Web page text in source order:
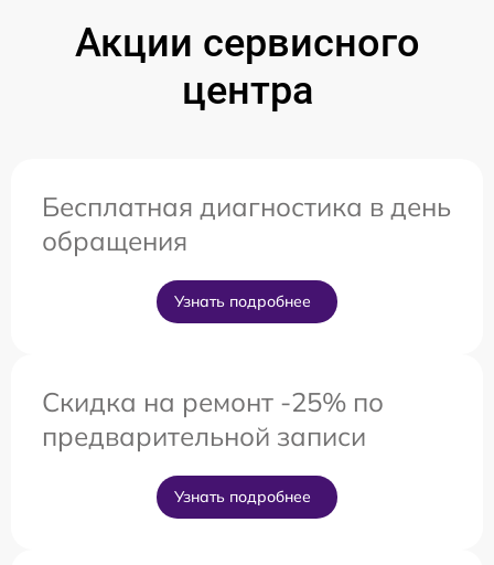
Акции сервисного
центра
Бесплатная диагностика в день
обращения
Узнать подробнее
Скидка на ремонт -25% по
предварительной записи
Узнать подробнее